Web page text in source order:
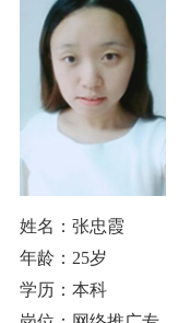
姓名：张忠霞
年龄：25岁
学历：本科